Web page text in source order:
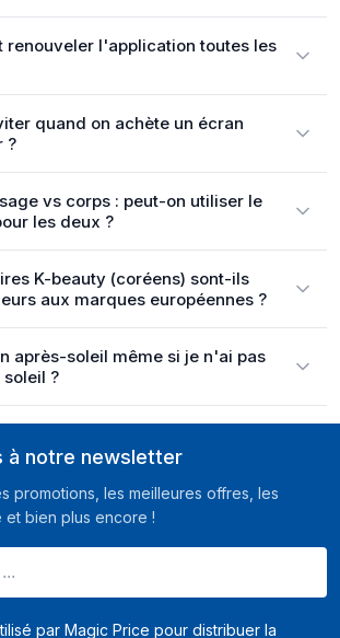
renouveler l'application toutes les
quand on achète un écran
?
vs corps : peut-on utiliser le
les deux ?
K-beauty (coréens) sont-ils
aux marques européennes ?
après-soleil même si je n'ai pas
?
à notre newsletter
promotions, les meilleures offres, les
bien plus encore !
par Magic Price pour distribuer la